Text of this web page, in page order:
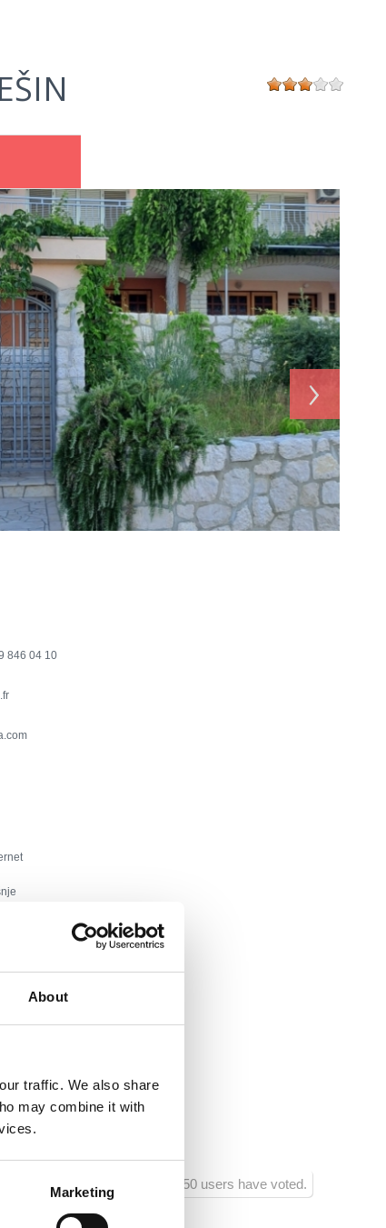
About
traffic. We also share
may combine it with
Marketing
›
846 04 10
:
750 users have voted.